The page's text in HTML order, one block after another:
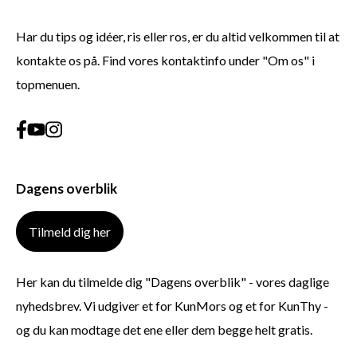
Har du tips og idéer, ris eller ros, er du altid velkommen til at
kontakte os på. Find vores kontaktinfo under "Om os" i
topmenuen.
Dagens overblik
Tilmeld dig her
Her kan du tilmelde dig "Dagens overblik" - vores daglige
nyhedsbrev. Vi udgiver et for KunMors og et for KunThy -
og du kan modtage det ene eller dem begge helt gratis.